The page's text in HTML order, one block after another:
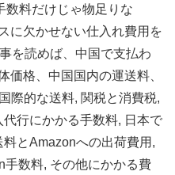
数料だけじゃ物足りな
に欠かせない仕入れ費用を
を読めば、中国で支払わ
価格、中国国内の運送料、
際的な送料, 関税と消費税,
行にかかる手数料, 日本で
とAmazonへの出荷費用,
数料, その他にかかる費